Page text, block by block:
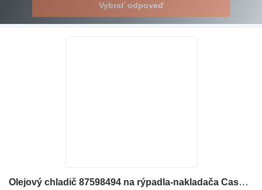
Vybrať odpoveď
Olejový chladič 87598494 na rýpadla-nakladača Case 580SM SERIES III